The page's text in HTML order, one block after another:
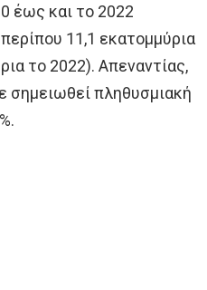
έως και το 2022
11,1 εκατομμύρια
το 2022). Απεναντίας,
σημειωθεί πληθυσμιακή